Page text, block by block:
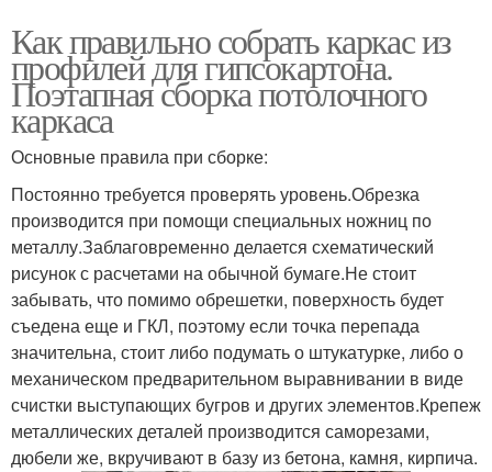
Как правильно собрать каркас из
профилей для гипсокартона.
Поэтапная сборка потолочного
каркаса
Основные правила при сборке:
Постоянно требуется проверять уровень.Обрезка
производится при помощи специальных ножниц по
металлу.Заблаговременно делается схематический
рисунок с расчетами на обычной бумаге.Не стоит
забывать, что помимо обрешетки, поверхность будет
съедена еще и ГКЛ, поэтому если точка перепада
значительна, стоит либо подумать о штукатурке, либо о
механическом предварительном выравнивании в виде
счистки выступающих бугров и других элементов.Крепеж
металлических деталей производится саморезами,
дюбели же, вкручивают в базу из бетона, камня, кирпича.